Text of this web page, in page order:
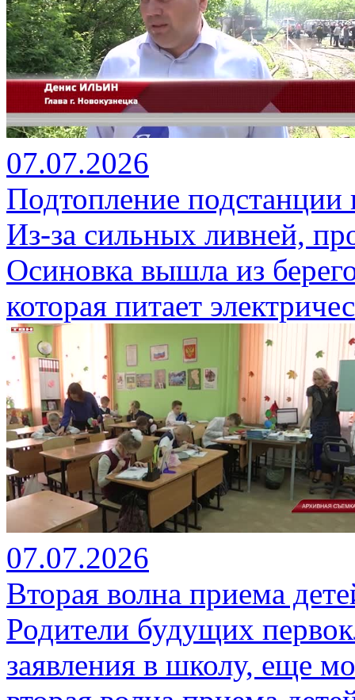
07.07.2026
Подтопление
Из-за сильных ливней,
Осиновка вышла из
которая питает
07.07.2026
Вторая волна приема
Родители будущих
заявления в школу, еще